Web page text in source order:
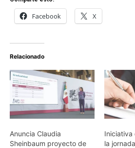
Facebook X
Relacionado
Anuncia Claudia
Sheinbaum proyecto de
Iniciativa
la